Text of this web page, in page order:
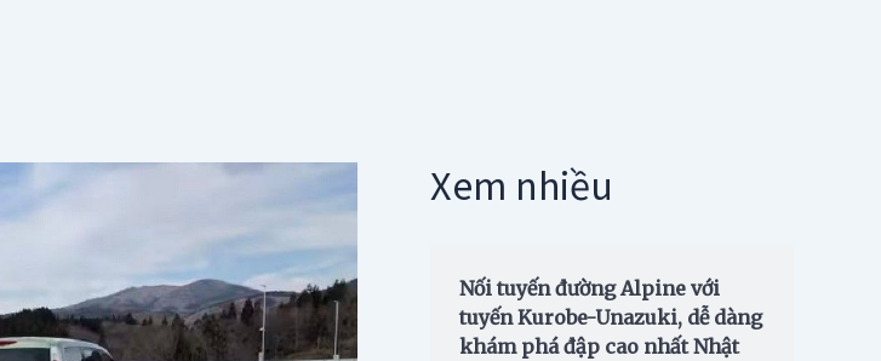
Xem nhiều
Nối tuyến đường Alpine với
tuyến Kurobe-Unazuki, dễ dàng
khám phá đập cao nhất Nhật